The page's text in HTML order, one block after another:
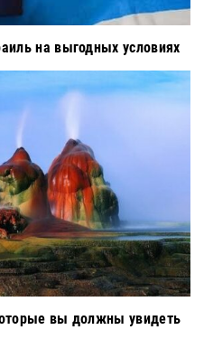
на выгодных условиях
вы должны увидеть